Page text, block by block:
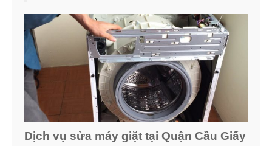
Dịch vụ sửa máy giặt tại Quận Cầu Giấy